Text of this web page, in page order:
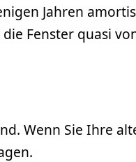
Jahren
Fenster quasi
Wenn Sie Ihre